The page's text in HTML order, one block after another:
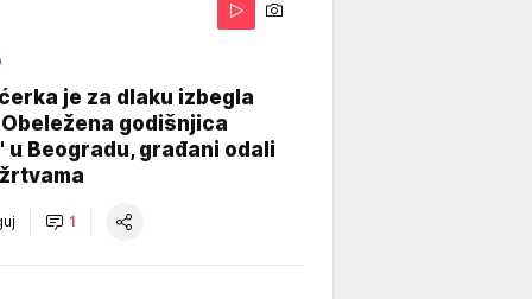
je za dlaku izbegla
godišnjica
u Beogradu, građani odali
1